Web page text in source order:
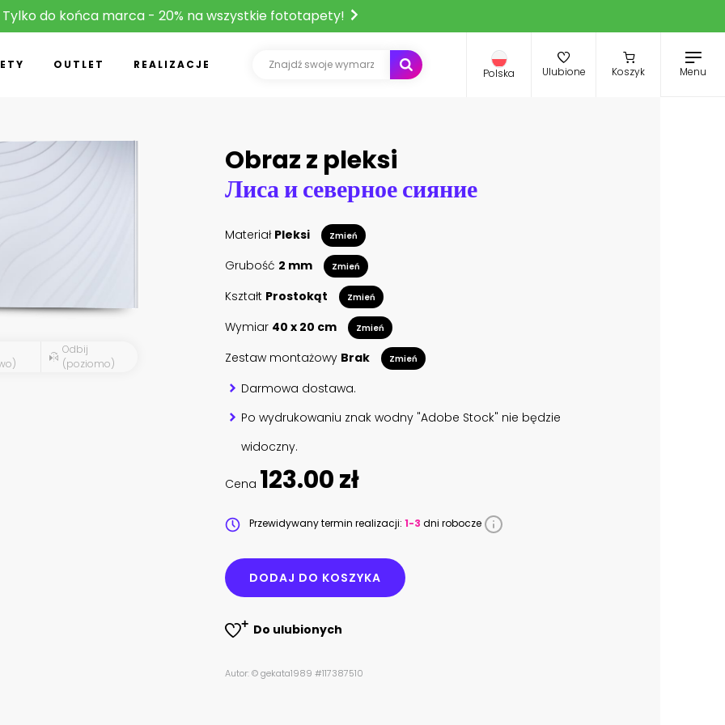
Tylko do końca marca - 20% na wszystkie fototapety!
OUTLET REALIZACJE
Polska Ulubione Koszyk Menu
Odbij
(poziomo)
Obraz z pleksi
Лиса и северное сияние
Materiał Pleksi Zmień
Grubość 2 mm Zmień
Kształt Prostokąt Zmień
Wymiar 40 x 20 cm Zmień
Zestaw montażowy Brak Zmień
Darmowa dostawa.
Po wydrukowaniu znak wodny "Adobe Stock" nie będzie
widoczny.
Cena 123.00 zł
Przewidywany termin realizacji: 1-3 dni robocze
DODAJ DO KOSZYKA
Do ulubionych
Autor: © gekata1989 #117387510